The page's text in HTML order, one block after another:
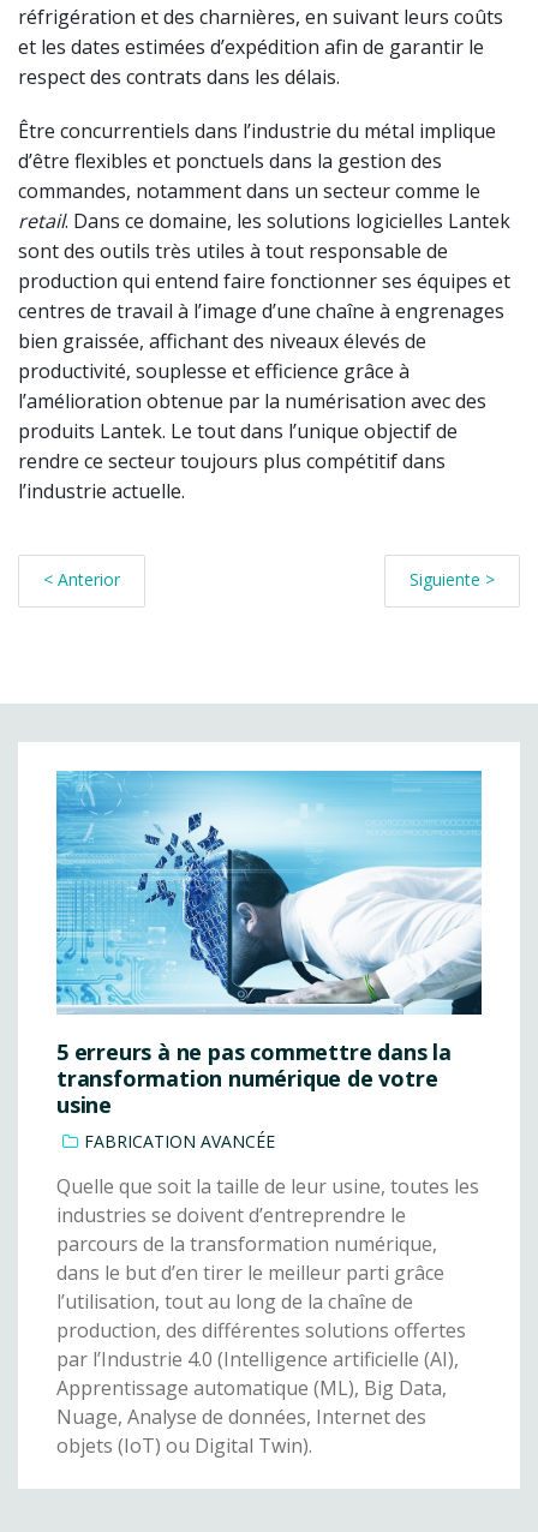
réfrigération et des charnières, en suivant leurs coûts
et les dates estimées d’expédition afin de garantir le
respect des contrats dans les délais.
Être concurrentiels dans l’industrie du métal implique
d’être flexibles et ponctuels dans la gestion des
commandes, notamment dans un secteur comme le
retail. Dans ce domaine, les solutions logicielles Lantek
sont des outils très utiles à tout responsable de
production qui entend faire fonctionner ses équipes et
centres de travail à l’image d’une chaîne à engrenages
bien graissée, affichant des niveaux élevés de
productivité, souplesse et efficience grâce à
l’amélioration obtenue par la numérisation avec des
produits Lantek. Le tout dans l’unique objectif de
rendre ce secteur toujours plus compétitif dans
l’industrie actuelle.
< Anterior Siguiente >
5 erreurs à ne pas commettre dans la
transformation numérique de votre
usine
FABRICATION AVANCÉE
Quelle que soit la taille de leur usine, toutes les
industries se doivent d’entreprendre le
parcours de la transformation numérique,
dans le but d’en tirer le meilleur parti grâce
l’utilisation, tout au long de la chaîne de
production, des différentes solutions offertes
par l’Industrie 4.0 (Intelligence artificielle (AI),
Apprentissage automatique (ML), Big Data,
Nuage, Analyse de données, Internet des
objets (IoT) ou Digital Twin).